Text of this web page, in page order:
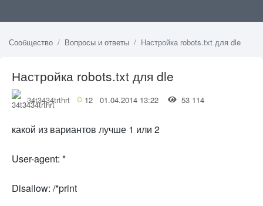
Сообщество Вопросы и ответы Настройка robots.txt для dle
Настройка robots.txt для dle
34t3434trthrt 12 01.04.2014 13:22 53 114
какой из вариантов лучше 1 или 2
User-agent: *
Disallow: /*print